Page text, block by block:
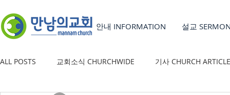
안내 INFORMATION 설교
ALL POSTS 교회소식 CHURCHWIDE 기사 CHURCH